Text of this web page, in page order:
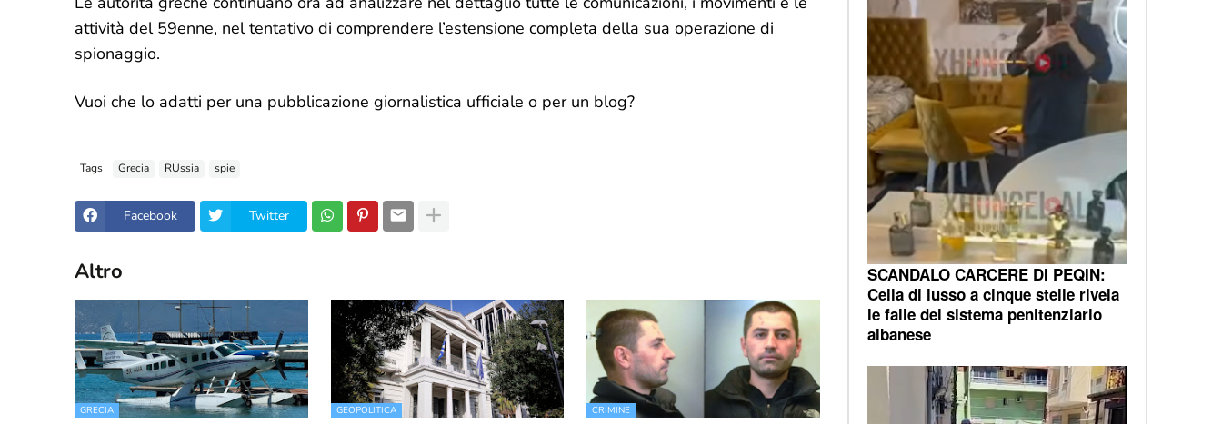
attività del 59enne, nel tentativo di comprendere l’estensione completa della sua operazione di
spionaggio.
Vuoi che lo adatti per una pubblicazione giornalistica ufficiale o per un blog?
Tags Grecia RUssia spie
Facebook Twitter
Altro
GRECIA GEOPOLITICA CRIMINE
SCANDALO CARCERE DI PEQIN:
Cella di lusso a cinque stelle rivela
le falle del sistema penitenziario
albanese